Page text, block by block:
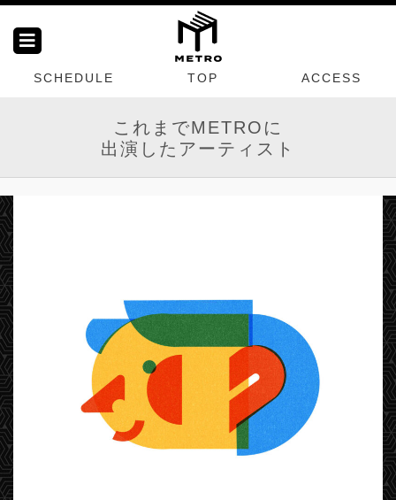
SCHEDULE TOP ACCESS
これまでMETROに
出演したアーティスト